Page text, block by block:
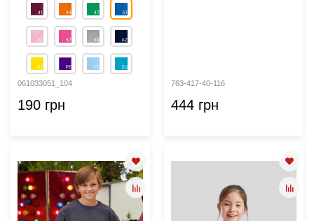
061033051_104
190 грн
763-417-40-116
444 грн